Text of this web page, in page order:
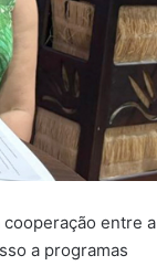
entre a
a programas